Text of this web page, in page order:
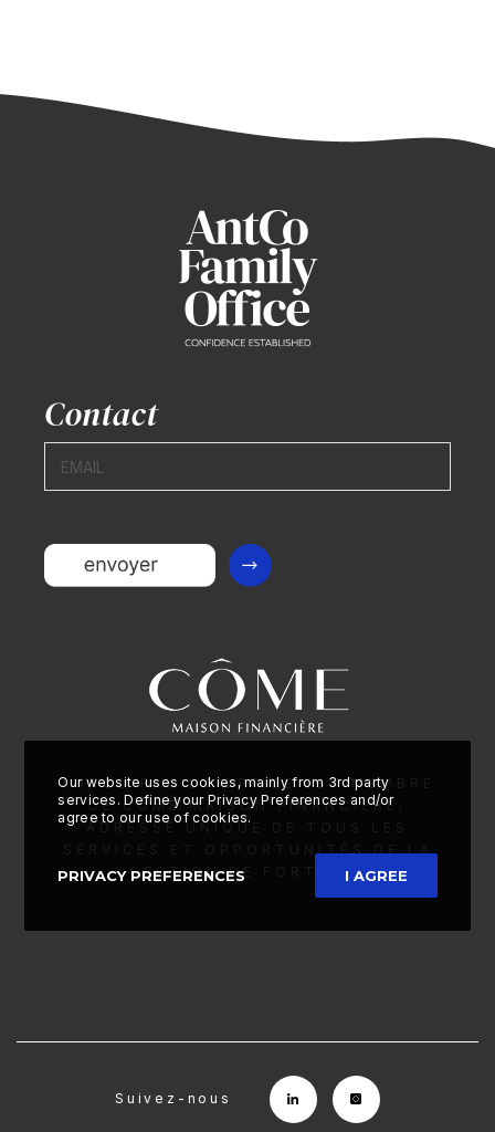
Contact
ANTCO FAMILY OFFICE EST MEMBRE
DE CÔME MAISONFINANCIÈRE,
ADRESSE UNIQUE DE TOUS LES
GESTION DE FORTUNE.
Suivez-nous
Our website uses cookies, mainly from 3rd party
services. Define your Privacy Preferences and/or
agree to our use of cookies.
PRIVACY PREFERENCES I AGREE